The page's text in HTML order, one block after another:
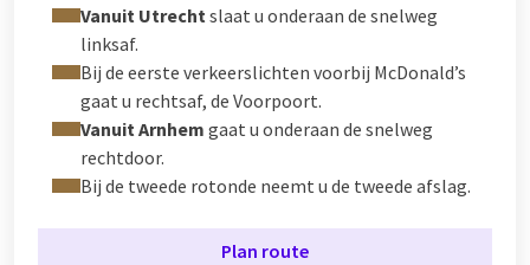
Vanuit Utrechtslaat u onderaan de snelweg
linksaf.
Bij de eerste verkeerslichten voorbij McDonald’s
gaat u rechtsaf, de Voorpoort.
Vanuit Arnhem gaat u onderaan de snelweg
rechtdoor.
Bij de tweede rotonde neemt u de tweede afslag.
Plan route